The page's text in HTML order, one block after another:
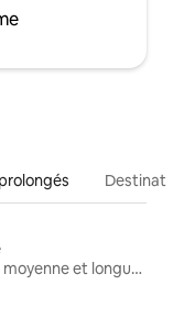
Locations moyenne et longue durée